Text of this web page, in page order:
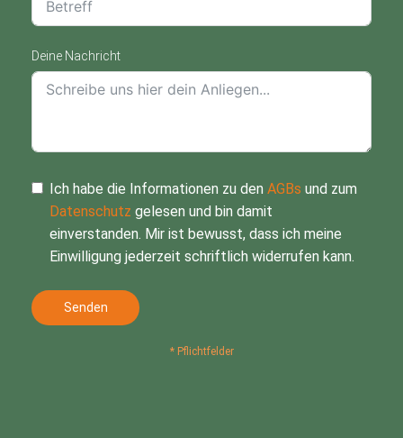
Deine Nachricht
Ich habe die Informationen zu den AGBs und zum
Datenschutz gelesen und bin damit
einverstanden. Mir ist bewusst, dass ich meine
Einwilligung jederzeit schriftlich widerrufen kann.
Senden
* Pflichtfelder